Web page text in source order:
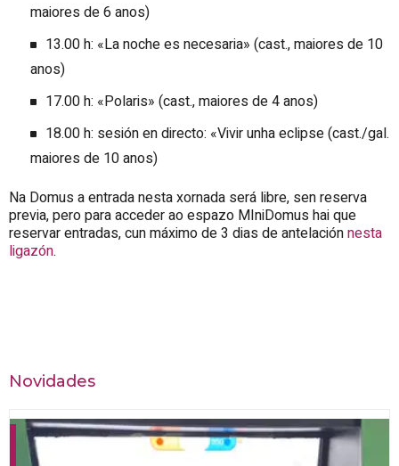
maiores de 6 anos)
13.00 h: «La noche es necesaria» (cast., maiores de 10
anos)
17.00 h: «Polaris» (cast., maiores de 4 anos)
18.00 h: sesión en directo: «Vivir unha eclipse (cast./gal.
maiores de 10 anos)
Na Domus a entrada nesta xornada será libre, sen reserva
previa, pero para acceder ao espazo MIniDomus hai que
reservar entradas, cun máximo de 3 dias de antelaciónnesta
ligazón.
Novidades